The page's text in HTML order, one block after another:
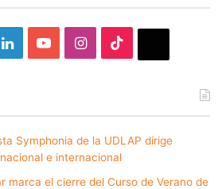
LinkedInYouTubeInstagram
Symphonia de la UDLAP dirige
e internacional
marca el cierre del Curso de Verano de